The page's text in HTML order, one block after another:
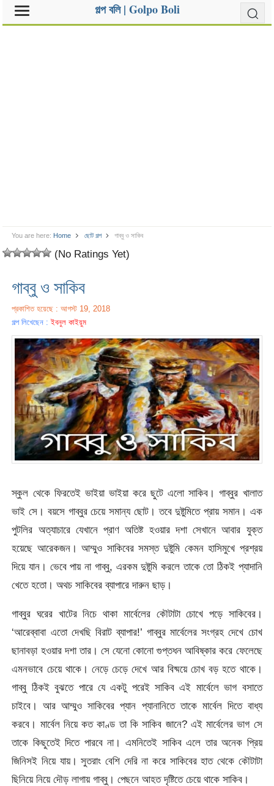
গল্প বলি | Golpo Boli
You are here: Home ছোট গল্প গাব্বু ও সাকিব
(No Ratings Yet)
গাব্বু ও সাকিব
প্রকাশিত হয়েছে : আগস্ট 19, 2018
গল্প লিখেছেন :ইবনুল কাইয়ুম
স্কুল থেকে ফিরতেই ভাইয়া ভাইয়া করে ছুটে এলো সাকিব। গাব্বুর খালাত
ভাই সে। বয়সে গাব্বুর চেয়ে সমান্য ছোট। তবে দুষ্টুমিতে প্রায় সমান। এক
পুটলির অত্যাচারে যেখানে প্রাণ অতিষ্ট হওয়ার দশা সেখানে আবার যুক্ত
হয়েছে আরেকজন। আম্মুও সাকিবের সমস্ত দুষ্টুমি কেমন হাসিমুখে প্রশ্রয়
দিয়ে যান। ভেবে পায় না গাব্বু, এরকম দুষ্টুমি করলে তাকে তো ঠিকই প্যাদানি
খেতে হতো। অথচ সাকিবের ব্যাপারে দারুন ছাড়।
গাব্বুর ঘরের খাটের নিচে থাকা মার্বেলের কৌটাটা চোখে পড়ে সাকিবের।
‘আরেব্বাবা এতো দেখছি বিরাট ব্যাপার!’ গাব্বুর মার্বেলের সংগ্রহ দেখে চোখ
ছানাবড়া হওয়ার দশা তার। সে যেনো কোনো গুপ্তধন আবিষ্কার করে ফেলেছে
এমনভাবে চেয়ে থাকে। নেড়ে চেড়ে দেখে আর বিষ্ময়ে চোখ বড় হতে থাকে।
গাব্বু ঠিকই বুঝতে পারে যে একটু পরেই সাকিব এই মার্বেলে ভাগ বসাতে
চাইবে। আর আম্মুও সাকিবের প্যান প্যানানিতে তাকে মার্বেল দিতে বাধ্য
করবে। মার্বেল নিয়ে কত কাণ্ড তা কি সাকিব জানে? এই মার্বেলের ভাগ সে
তাকে কিছুতেই দিতে পারবে না। এমনিতেই সাকিব এলে তার অনেক প্রিয়
জিনিসই নিয়ে যায়। সুতরাং বেশি দেরি না করে সাকিবের হাত থেকে কৌটাটা
ছিনিয়ে নিয়ে দৌড় লাগায় গাব্বু। পেছনে আহত দৃষ্টিতে চেয়ে থাকে সাকিব।